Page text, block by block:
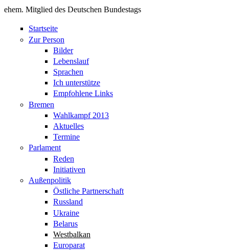
ehem. Mitglied des Deutschen Bundestags
Startseite
Zur Person
Bilder
Lebenslauf
Sprachen
Ich unterstütze
Empfohlene Links
Bremen
Wahlkampf 2013
Aktuelles
Termine
Parlament
Reden
Initiativen
Außenpolitik
Östliche Partnerschaft
Russland
Ukraine
Belarus
Westbalkan
Europarat